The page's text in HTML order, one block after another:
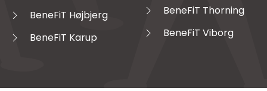
BeneFiT Højbjerg
BeneFiT Karup
BeneFiT Thorning
BeneFiT Viborg